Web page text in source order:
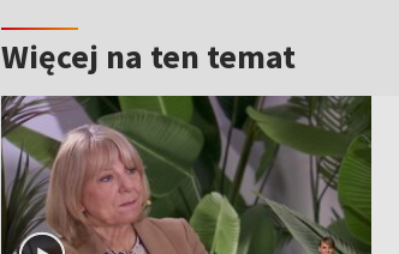
Więcej na ten temat